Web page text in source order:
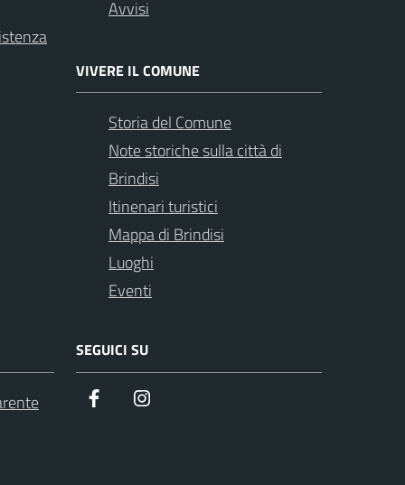
Avvisi
VIVERE IL COMUNE
Storia del Comune
Note storiche sulla città di
Brindisi
Itinenari turistici
Mappa di Brindisi
Luoghi
Eventi
SEGUICI SU
Facebook